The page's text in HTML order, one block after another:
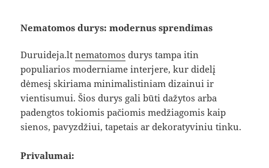
Nematomos durys: modernus sprendimas
Duruideja.ltnematomos durys tampa itin
populiarios moderniame interjere, kur didelį
dėmesį skiriama minimalistiniam dizainui ir
vientisumui. Šios durys gali būti dažytos arba
padengtos tokiomis pačiomis medžiagomis kaip
sienos, pavyzdžiui, tapetais ar dekoratyviniu tinku.
Privalumai: